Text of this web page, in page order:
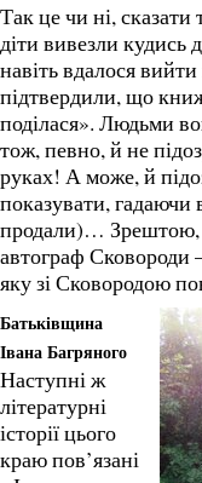
Так це чи ні, сказати
діти вивезли кудись
навіть вдалося
підтвердили, що
поділася». Людьми
тож, певно, й не
руках! А може, й
показувати, гадаючи
продали)… Зрештою,
автограф Сковороди
яку зі Сковородою
Батьківщина
Івана Багряного
Наступні ж
літературні
історії цього
краю пов’язані